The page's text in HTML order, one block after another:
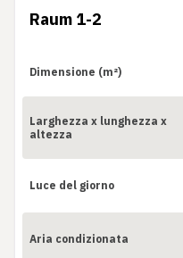
Raum 1-2
Dimensione (m²)
Larghezza x lunghezza x
altezza
Luce del giorno
Aria condizionata